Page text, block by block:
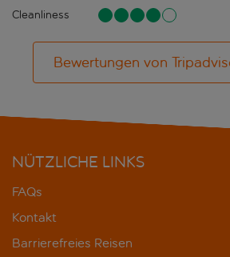
Cleanliness
Bewertungen von
NÜTZLICHE LINKS
FAQs
Kontakt
Barrierefreies Reisen